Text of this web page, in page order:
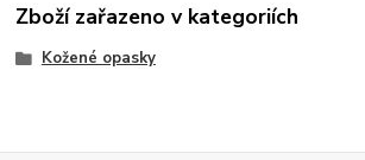
Zboží zařazeno v kategoriích
Kožené opasky